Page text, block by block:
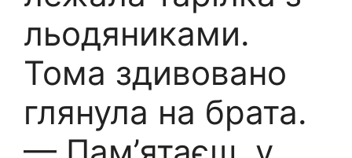
льодяниками.
Тома здивовано
глянула на брата.